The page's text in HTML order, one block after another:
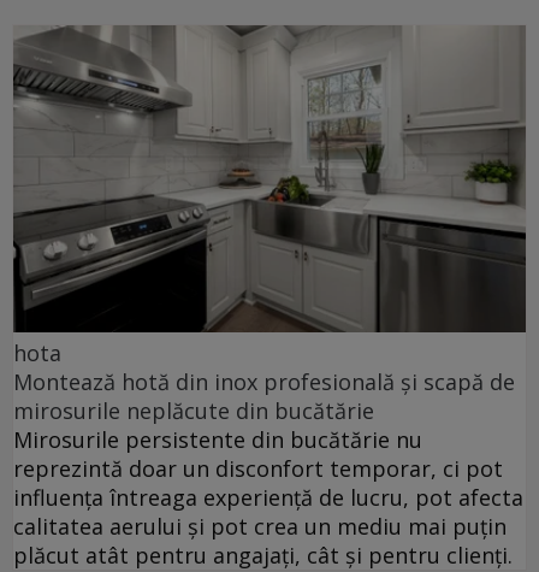
hota
Montează hotă din inox profesională și scapă de
mirosurile neplăcute din bucătărie
Mirosurile persistente din bucătărie nu
reprezintă doar un disconfort temporar, ci pot
influența întreaga experiență de lucru, pot afecta
calitatea aerului și pot crea un mediu mai puțin
plăcut atât pentru angajați, cât și pentru clienți.